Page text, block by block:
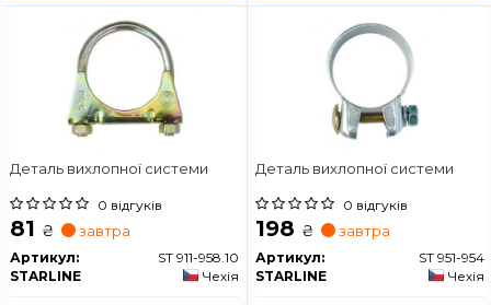
Деталь вихлопної системи
0 відгуків
81 ₴ завтра
Артикул:
ST 911-958.10
STARLINE
Чехія
Деталь вихлопної системи
0 відгуків
198 ₴ завтра
Артикул:
ST 951-954
STARLINE
Чехія